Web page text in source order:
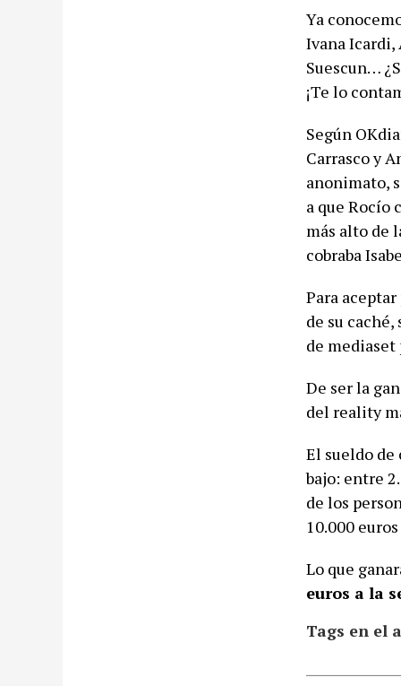
Ya
Ivana Icardi,
Suescun…
¡Te lo
Según
Carrasco y
anonimato,
a que Rocío
más alto de
cobraba
Para
de su caché,
de mediaset
De ser la
del reality
El sueldo
bajo: entre
de los
10.000
Lo que
euros a la
Tags en el